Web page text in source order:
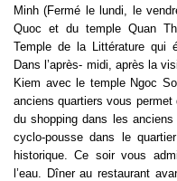
Minh (Fermé le lundi, le
Quoc et du temple Quan
Temple de la Littérature qui
Dans l’après- midi, après la
Kiem avec le temple Ngoc
anciens quartiers vous
du shopping dans les
cyclo-pousse dans le
historique. Ce soir vous
l’eau. Dîner au restaurant